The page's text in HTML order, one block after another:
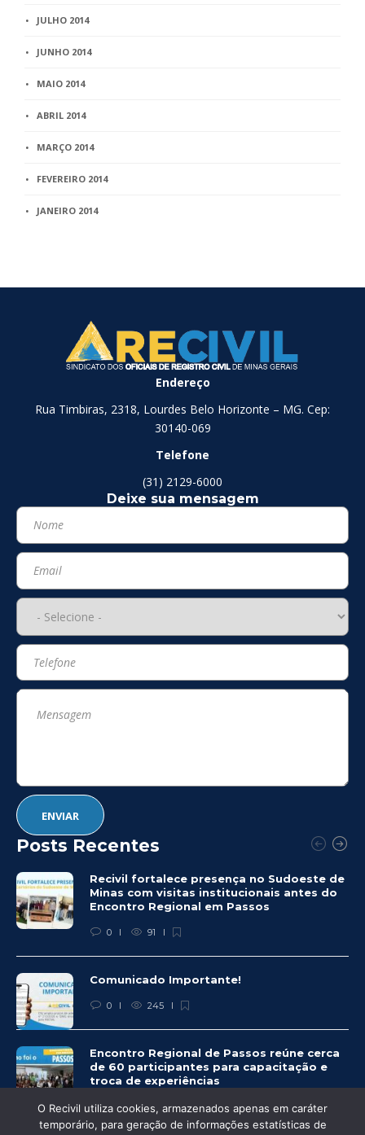
JULHO 2014
JUNHO 2014
MAIO 2014
ABRIL 2014
MARÇO 2014
FEVEREIRO 2014
JANEIRO 2014
Endereço
Rua Timbiras, 2318, Lourdes Belo Horizonte – MG. Cep:
30140-069
Telefone
(31) 2129-6000
Deixe sua mensagem
Posts Recentes
Recivil fortalece presença no Sudoeste de
Minas com visitas institucionais antes do
Encontro Regional em Passos
0 91
Comunicado Importante!
0 245
Encontro Regional de Passos reúne cerca
de 60 participantes para capacitação e
troca de experiências
0 246
O Recivil utiliza cookies, armazenados apenas em caráter
temporário, para geração de informações estatísticas de